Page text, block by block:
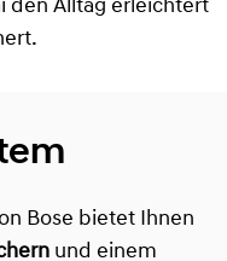
den Alltag erleichtert
Bose bietet Ihnen
und einem